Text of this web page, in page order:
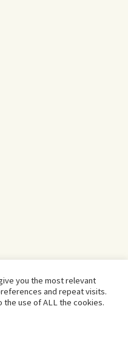
you the most relevant
and repeat visits.
the use of ALL the cookies.